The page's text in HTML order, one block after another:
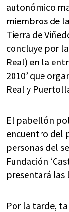
autonómico
miembros de
Tierra de
concluye por
Real) en la
2010’ que
Real y
El pabellón
encuentro del
personas del
Fundación
presentará las
Por la tarde,